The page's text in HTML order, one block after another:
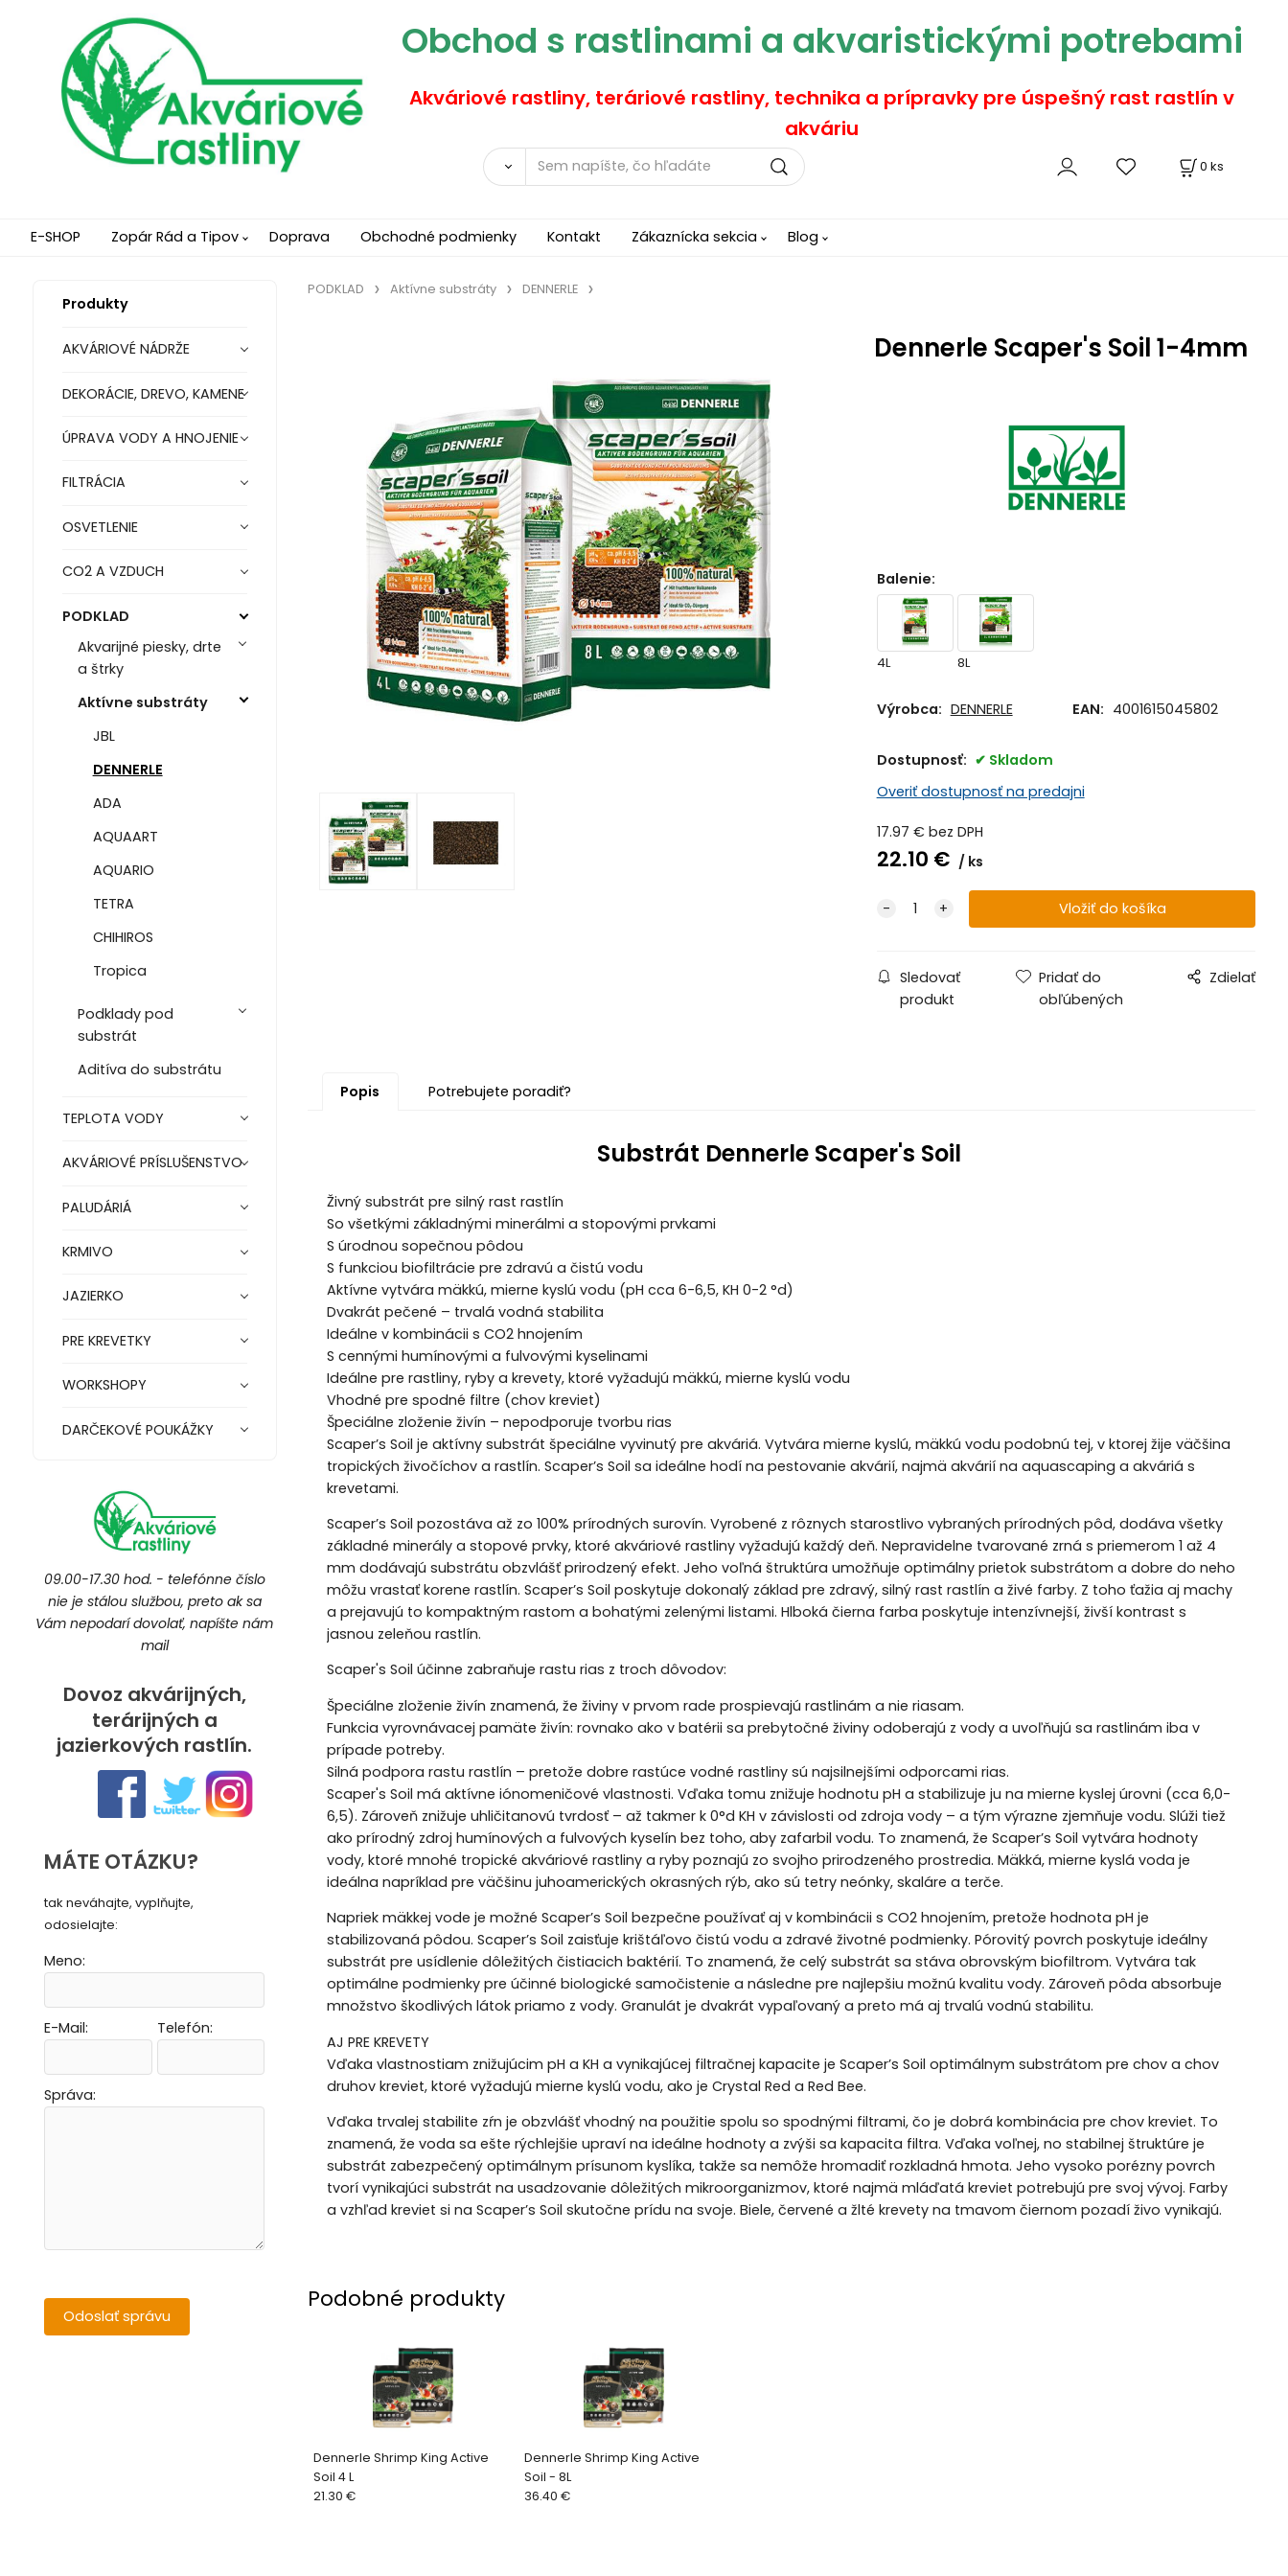
Obchod s rastlinami a akvaristickými potrebami
Akváriové rastliny, teráriové rastliny, technika a prípravky pre úspešný rast rastlín v
akváriu
0 ks
E-SHOP Zopár Rád a Tipov Doprava Obchodné podmienky Kontakt Zákaznícka sekcia Blog
Produkty
AKVÁRIOVÉ NÁDRŽE
DEKORÁCIE, DREVO, KAMENE
ÚPRAVA VODY A HNOJENIE
FILTRÁCIA
OSVETLENIE
CO2 A VZDUCH
PODKLAD
Akvarijné piesky, drte
a štrky
Aktívne substráty
JBL
DENNERLE
ADA
AQUAART
AQUARIO
TETRA
CHIHIROS
Tropica
Podklady pod
substrát
Aditíva do substrátu
TEPLOTA VODY
AKVÁRIOVÉ PRÍSLUŠENSTVO
PALUDÁRIÁ
KRMIVO
JAZIERKO
PRE KREVETKY
WORKSHOPY
DARČEKOVÉ POUKÁŽKY
09.00-17.30 hod. - telefónne číslo
nie je stálou službou, preto ak sa
Vám nepodarí dovolať, napíšte nám
mail
Dovoz akvárijných,
terárijných a
jazierkových rastlín.
MÁTE OTÁZKU?
tak neváhajte, vyplňujte,
odosielajte:
Meno:
E-Mail:
Vytvoriť novú e-mailovú masku
Vytvoriť novú e-mailovú masku
Vytvoriť novú e-mailovú masku
Vytvoriť novú e-mailovú masku
Telefón:
Správa:
PODKLAD Aktívne substráty DENNERLE
Dennerle Scaper's Soil 1-4mm
Balenie:
4L 8L
Výrobca: DENNERLE EAN: 4001615045802
Dostupnosť:
Skladom
Overiť dostupnosť na predajni
17.97 € bez DPH
22.10 € ks
Sledovať
produkt
Pridať do
obľúbených
Zdielať
Popis Potrebujete poradiť?
Substrát Dennerle Scaper's Soil
Živný substrát pre silný rast rastlín
So všetkými základnými minerálmi a stopovými prvkami
S úrodnou sopečnou pôdou
S funkciou biofiltrácie pre zdravú a čistú vodu
Aktívne vytvára mäkkú, mierne kyslú vodu (pH cca 6-6,5, KH 0-2 °d)
Dvakrát pečené – trvalá vodná stabilita
Ideálne v kombinácii s CO2 hnojením
S cennými humínovými a fulvovými kyselinami
Ideálne pre rastliny, ryby a krevety, ktoré vyžadujú mäkkú, mierne kyslú vodu
Vhodné pre spodné filtre (chov kreviet)
Špeciálne zloženie živín – nepodporuje tvorbu rias
Scaper’s Soil je aktívny substrát špeciálne vyvinutý pre akváriá. Vytvára mierne kyslú, mäkkú vodu podobnú tej, v ktorej žije väčšina
tropických živočíchov a rastlín. Scaper’s Soil sa ideálne hodí na pestovanie akvárií, najmä akvárií na aquascaping a akváriá s
krevetami.
Scaper’s Soil pozostáva až zo 100% prírodných surovín. Vyrobené z rôznych starostlivo vybraných prírodných pôd, dodáva všetky
základné minerály a stopové prvky, ktoré akváriové rastliny vyžadujú každý deň. Nepravidelne tvarované zrná s priemerom 1 až 4
mm dodávajú substrátu obzvlášť prirodzený efekt. Jeho voľná štruktúra umožňuje optimálny prietok substrátom a dobre do neho
môžu vrastať korene rastlín. Scaper’s Soil poskytuje dokonalý základ pre zdravý, silný rast rastlín a živé farby. Z toho ťažia aj machy
a prejavujú to kompaktným rastom a bohatými zelenými listami. Hlboká čierna farba poskytuje intenzívnejší, živší kontrast s
jasnou zeleňou rastlín.
Scaper's Soil účinne zabraňuje rastu rias z troch dôvodov:
Špeciálne zloženie živín znamená, že živiny v prvom rade prospievajú rastlinám a nie riasam.
Funkcia vyrovnávacej pamäte živín: rovnako ako v batérii sa prebytočné živiny odoberajú z vody a uvoľňujú sa rastlinám iba v
prípade potreby.
Silná podpora rastu rastlín – pretože dobre rastúce vodné rastliny sú najsilnejšími odporcami rias.
Scaper's Soil má aktívne iónomeničové vlastnosti. Vďaka tomu znižuje hodnotu pH a stabilizuje ju na mierne kyslej úrovni (cca 6,0-
6,5). Zároveň znižuje uhličitanovú tvrdosť – až takmer k 0°d KH v závislosti od zdroja vody – a tým výrazne zjemňuje vodu. Slúži tiež
ako prírodný zdroj humínových a fulvových kyselín bez toho, aby zafarbil vodu. To znamená, že Scaper’s Soil vytvára hodnoty
vody, ktoré mnohé tropické akváriové rastliny a ryby poznajú zo svojho prirodzeného prostredia. Mäkká, mierne kyslá voda je
ideálna napríklad pre väčšinu juhoamerických okrasných rýb, ako sú tetry neónky, skaláre a terče.
Napriek mäkkej vode je možné Scaper’s Soil bezpečne používať aj v kombinácii s CO2 hnojením, pretože hodnota pH je
stabilizovaná pôdou. Scaper’s Soil zaisťuje krištáľovo čistú vodu a zdravé životné podmienky. Pórovitý povrch poskytuje ideálny
substrát pre usídlenie dôležitých čistiacich baktérií. To znamená, že celý substrát sa stáva obrovským biofiltrom. Vytvára tak
optimálne podmienky pre účinné biologické samočistenie a následne pre najlepšiu možnú kvalitu vody. Zároveň pôda absorbuje
množstvo škodlivých látok priamo z vody. Granulát je dvakrát vypaľovaný a preto má aj trvalú vodnú stabilitu.
AJ PRE KREVETY
Vďaka vlastnostiam znižujúcim pH a KH a vynikajúcej filtračnej kapacite je Scaper’s Soil optimálnym substrátom pre chov a chov
druhov kreviet, ktoré vyžadujú mierne kyslú vodu, ako je Crystal Red a Red Bee.
Vďaka trvalej stabilite zŕn je obzvlášť vhodný na použitie spolu so spodnými filtrami, čo je dobrá kombinácia pre chov kreviet. To
znamená, že voda sa ešte rýchlejšie upraví na ideálne hodnoty a zvýši sa kapacita filtra. Vďaka voľnej, no stabilnej štruktúre je
substrát zabezpečený optimálnym prísunom kyslíka, takže sa nemôže hromadiť rozkladná hmota. Jeho vysoko porézny povrch
tvorí vynikajúci substrát na usadzovanie dôležitých mikroorganizmov, ktoré najmä mláďatá kreviet potrebujú pre svoj vývoj. Farby
a vzhľad kreviet si na Scaper’s Soil skutočne prídu na svoje. Biele, červené a žlté krevety na tmavom čiernom pozadí živo vynikajú.
Podobné produkty
Dennerle Shrimp King Active
Soil 4 L
21.30 €
Dennerle Shrimp King Active
Soil - 8L
36.40 €